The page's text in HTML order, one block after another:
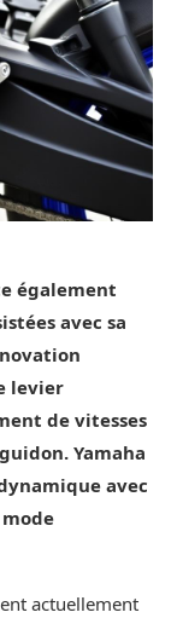
également
avec sa
levier
de vitesses
Yamaha
avec
actuellement